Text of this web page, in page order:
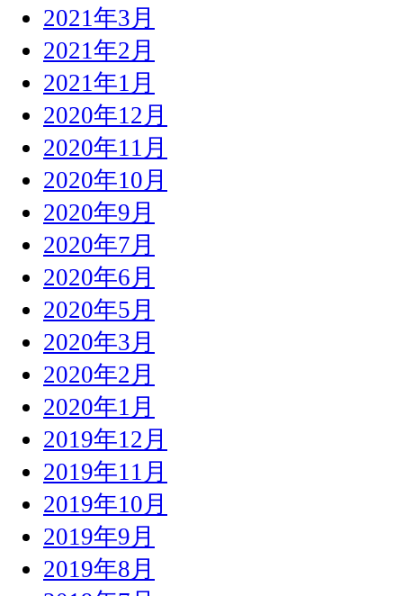
2021年3月
2021年2月
2021年1月
2020年12月
2020年11月
2020年10月
2020年9月
2020年7月
2020年6月
2020年5月
2020年3月
2020年2月
2020年1月
2019年12月
2019年11月
2019年10月
2019年9月
2019年8月